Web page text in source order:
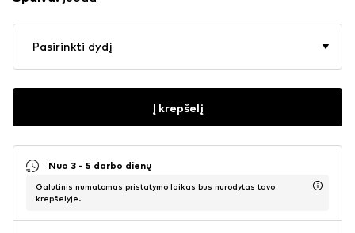
Pasirinkti dydį
Į krepšelį
Nuo 3 - 5 darbo dienų
Galutinis numatomas pristatymo laikas bus nurodytas tavo
krepšelyje.